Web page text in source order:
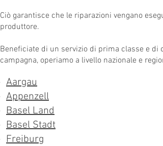
Ciò garantisce che le riparazioni vengano
produttore.
Beneficiate di un servizio di prima classe e
campagna, operiamo a livello nazionale e
Aargau
Appenzell
​Basel Land
Basel Stadt
Freiburg